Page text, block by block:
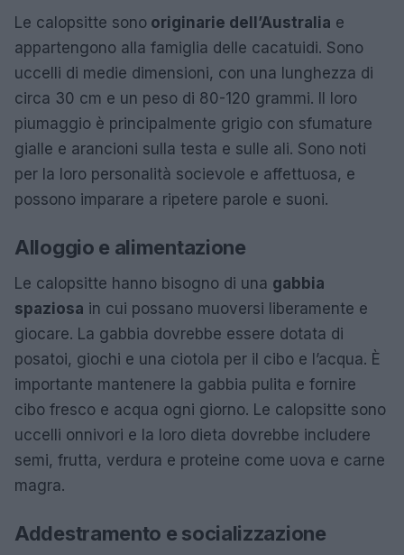
Le calopsitte sono originarie dell’Australia e
appartengono alla famiglia delle cacatuidi. Sono
uccelli di medie dimensioni, con una lunghezza di
circa 30 cm e un peso di 80-120 grammi. Il loro
piumaggio è principalmente grigio con sfumature
gialle e arancioni sulla testa e sulle ali. Sono noti
per la loro personalità socievole e affettuosa, e
possono imparare a ripetere parole e suoni.
Alloggio e alimentazione
Le calopsitte hanno bisogno di una gabbia
spaziosa in cui possano muoversi liberamente e
giocare. La gabbia dovrebbe essere dotata di
posatoi, giochi e una ciotola per il cibo e l’acqua. È
importante mantenere la gabbia pulita e fornire
cibo fresco e acqua ogni giorno. Le calopsitte sono
uccelli onnivori e la loro dieta dovrebbe includere
semi, frutta, verdura e proteine come uova e carne
magra.
Addestramento e socializzazione